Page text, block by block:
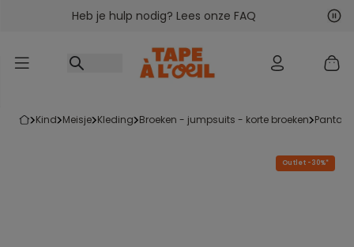
Ga naar inhoudHeb je hulp nodig? Lees onze FAQ
kind meisje kleding broeken - jumpsuits - korte broeken
Outlet -30%*